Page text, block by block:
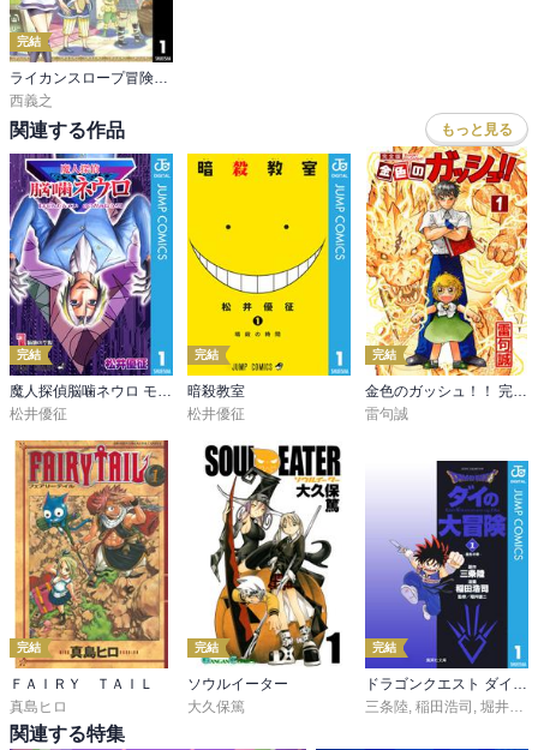
完結
ライカンスロープ冒険保険
西義之
関連する作品 もっと見る
完結
松井優征
完結
暗殺教室
松井優征
完結
雷句誠
完結
ＦＡＩＲＹ ＴＡＩＬ
真島ヒロ
完結
ソウルイーター
大久保篤
完結
ドラゴンクエスト ダイの大冒険
三条陸, 稲田浩司 , 堀井雄二
関連する特集